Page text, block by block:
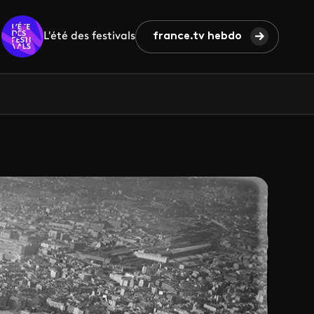
L'été des festivals france.tv hebdo